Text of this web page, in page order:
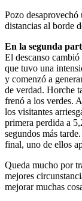
Pozo desaprovechó
distancias al borde
En la segunda
El descanso
que tuvo una
y comenzó a
de verdad. Horche
frenó a los verdes.
los visitantes
primera perdida a
segundos más
final, uno de ellos
Queda mucho por
mejores
mejorar muchas